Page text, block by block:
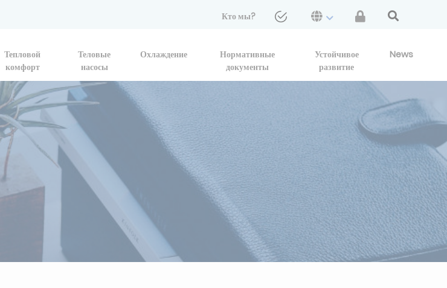
Кто мы?
Тепловой
комфорт
Теловые
насосы
Охлаждение
Нормативные
документы
Устойчивое
развитие
News